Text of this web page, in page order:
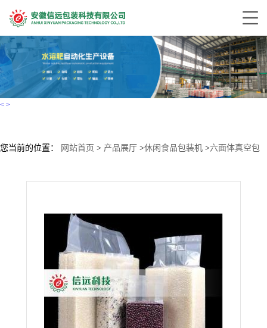
< >
您当前的位置： 网站首页 > 产品展厅 >休闲食品包装机 >六面体真空包